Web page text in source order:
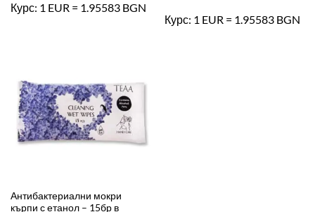
Курс: 1 EUR = 1.95583 BGN
Курс: 1 EUR = 1.95583 BGN
Антибактериални мокри
кърпи с етанол – 15бр в